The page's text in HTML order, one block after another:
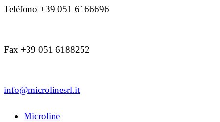
Teléfono +39 051 6166696
Fax +39 051 6188252
info@microlinesrl.it
Microline